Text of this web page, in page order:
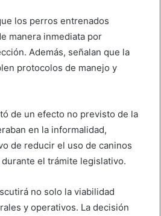
los perros entrenados
manera inmediata por
Además, señalan que la
protocolos de manejo y
de un efecto no previsto de la
en la informalidad,
de reducir el uso de caninos
el trámite legislativo.
no solo la viabilidad
y operativos. La decisión